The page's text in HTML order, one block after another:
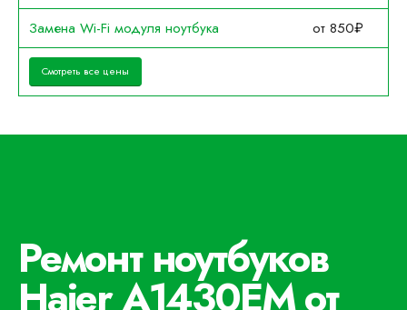
Замена Wi-Fi модуля ноутбука
от 850₽
Смотреть все цены
Ремонт ноутбуков
Haier A1430EM от